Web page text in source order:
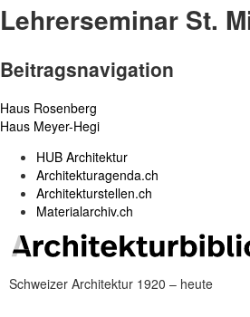
Lehrerseminar St.
Beitragsnavigation
Haus Rosenberg
Haus Meyer-Hegi
HUB Architektur
Architekturagenda.ch
Architekturstellen.ch
Materialarchiv.ch
Schweizer Architektur 1920 – heute